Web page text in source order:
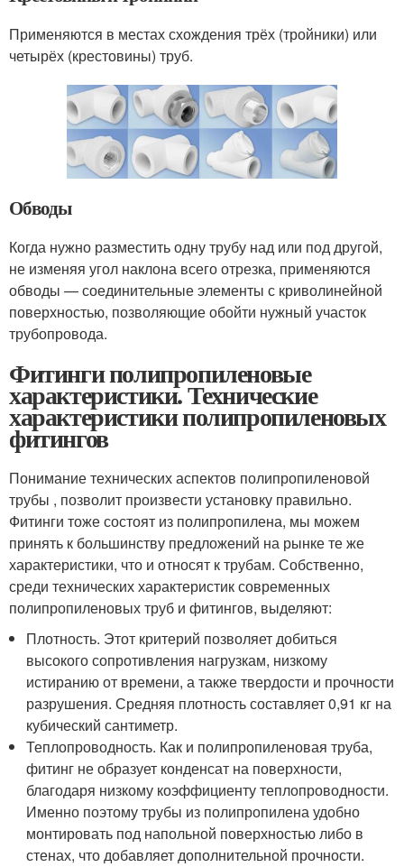
Применяются в местах схождения трёх (тройники) или
четырёх (крестовины) труб.
Обводы
Когда нужно разместить одну трубу над или под другой,
не изменяя угол наклона всего отрезка, применяются
обводы — соединительные элементы с криволинейной
поверхностью, позволяющие обойти нужный участок
трубопровода.
Фитинги полипропиленовые
характеристики. Технические
характеристики полипропиленовых
фитингов
Понимание технических аспектов полипропиленовой
трубы , позволит произвести установку правильно.
Фитинги тоже состоят из полипропилена, мы можем
принять к большинству предложений на рынке те же
характеристики, что и относят к трубам. Собственно,
среди технических характеристик современных
полипропиленовых труб и фитингов, выделяют:
Плотность. Этот критерий позволяет добиться
высокого сопротивления нагрузкам, низкому
истиранию от времени, а также твердости и прочности
разрушения. Средняя плотность составляет 0,91 кг на
кубический сантиметр.
Теплопроводность. Как и полипропиленовая труба,
фитинг не образует конденсат на поверхности,
благодаря низкому коэффициенту теплопроводности.
Именно поэтому трубы из полипропилена удобно
монтировать под напольной поверхностью либо в
стенах, что добавляет дополнительной прочности.